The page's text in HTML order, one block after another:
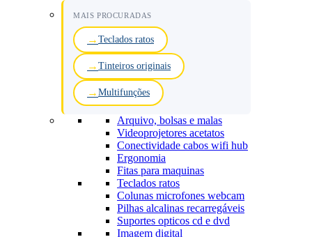
MAIS PROCURADAS
Teclados ratos
Tinteiros originais
Multifunções
Arquivo, bolsas e malas
Videoprojetores acetatos
Conectividade cabos wifi hub
Ergonomia
Fitas para maquinas
Teclados ratos
Colunas microfones webcam
Pilhas alcalinas recarregáveis
Suportes opticos cd e dvd
Imagem digital